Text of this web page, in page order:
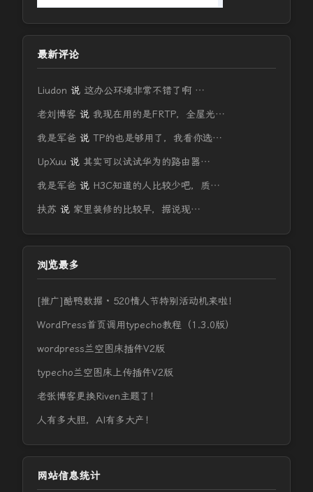
最新评论
Liudon 说 这办公环境非常不错了啊 …
老刘博客 说 我现在用的是FRTP，全屋光…
我是军爸 说 TP的也是够用了，我看你选…
UpXuu 说 其实可以试试华为的路由器…
我是军爸 说 H3C知道的人比较少吧，质…
扶苏 说 家里装修的比较早，据说现…
浏览最多
[推广]酷鸭数据 · 520情人节特别活动机来啦！
WordPress首页调用typecho教程（1.3.0版）
wordpress兰空图床插件V2版
typecho兰空图床上传插件V2版
老张博客更换Riven主题了！
人有多大胆，AI有多大产！
网站信息统计